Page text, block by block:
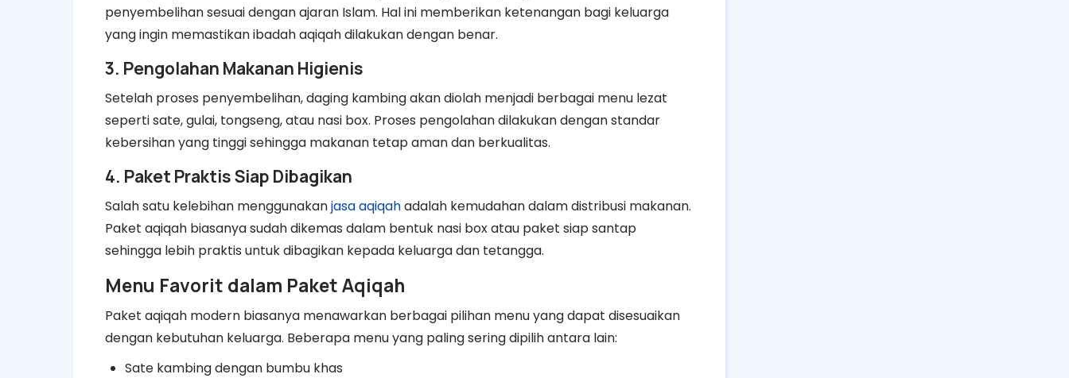
penyembelihan sesuai dengan ajaran Islam. Hal ini memberikan ketenangan bagi keluarga
yang ingin memastikan ibadah aqiqah dilakukan dengan benar.
3. Pengolahan Makanan Higienis
Setelah proses penyembelihan, daging kambing akan diolah menjadi berbagai menu lezat
seperti sate, gulai, tongseng, atau nasi box. Proses pengolahan dilakukan dengan standar
kebersihan yang tinggi sehingga makanan tetap aman dan berkualitas.
4. Paket Praktis Siap Dibagikan
Salah satu kelebihan menggunakanjasa aqiqahadalah kemudahan dalam distribusi makanan.
Paket aqiqah biasanya sudah dikemas dalam bentuk nasi box atau paket siap santap
sehingga lebih praktis untuk dibagikan kepada keluarga dan tetangga.
Menu Favorit dalam Paket Aqiqah
Paket aqiqah modern biasanya menawarkan berbagai pilihan menu yang dapat disesuaikan
dengan kebutuhan keluarga. Beberapa menu yang paling sering dipilih antara lain:
Sate kambing dengan bumbu khas